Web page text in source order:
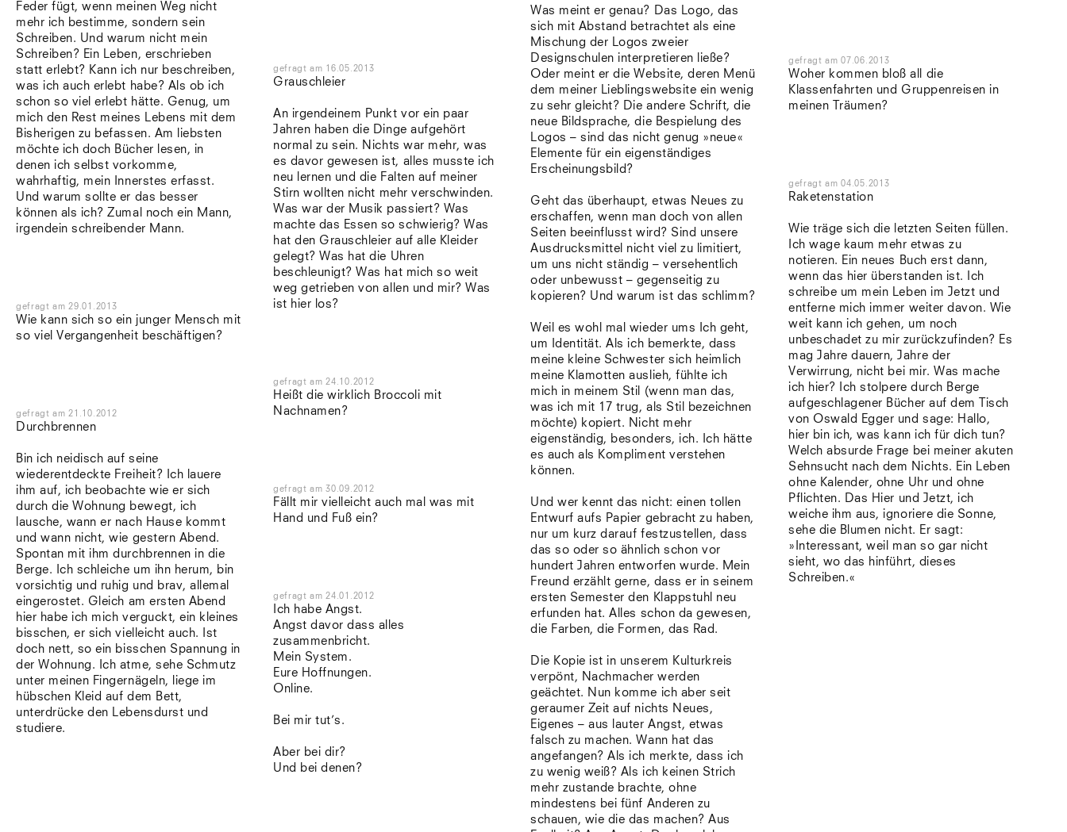
Feder fügt, wenn meinen Weg nicht
mehr ich bestimme, sondern sein
Schreiben. Und warum nicht mein
Schreiben? Ein Leben, erschrieben
statt erlebt? Kann ich nur beschreiben,
was ich auch erlebt habe? Als ob ich
schon so viel erlebt hätte. Genug, um
mich den Rest meines Lebens mit dem
Bisherigen zu befassen. Am liebsten
möchte ich doch Bücher lesen, in
denen ich selbst vorkomme,
wahrhaftig, mein Innerstes erfasst.
Und warum sollte er das besser
können als ich? Zumal noch ein Mann,
irgendein schreibender Mann.
Was meint er genau? Das Logo, das
sich mit Abstand betrachtet als eine
Mischung der Logos zweier
Designschulen interpretieren ließe?
Oder meint er die Website, deren Menü
dem meiner Lieblingswebsite ein wenig
zu sehr gleicht? Die andere Schrift, die
neue Bildsprache, die Bespielung des
Logos – sind das nicht genug »neue«
Elemente für ein eigenständiges
Erscheinungsbild?
Geht das überhaupt, etwas Neues zu
erschaffen, wenn man doch von allen
Seiten beeinflusst wird? Sind unsere
Ausdrucksmittel nicht viel zu limitiert,
um uns nicht ständig – versehentlich
oder unbewusst – gegenseitig zu
kopieren? Und warum ist das schlimm?
Weil es wohl mal wieder ums Ich geht,
um Identität. Als ich bemerkte, dass
meine kleine Schwester sich heimlich
meine Klamotten auslieh, fühlte ich
mich in meinem Stil (wenn man das,
was ich mit 17 trug, als Stil bezeichnen
möchte) kopiert. Nicht mehr
eigenständig, besonders, ich. Ich hätte
es auch als Kompliment verstehen
können.
Und wer kennt das nicht: einen tollen
Entwurf aufs Papier gebracht zu haben,
nur um kurz darauf festzustellen, dass
das so oder so ähnlich schon vor
hundert Jahren entworfen wurde. Mein
Freund erzählt gerne, dass er in seinem
ersten Semester den Klappstuhl neu
erfunden hat. Alles schon da gewesen,
die Farben, die Formen, das Rad.
Die Kopie ist in unserem Kulturkreis
verpönt, Nachmacher werden
geächtet. Nun komme ich aber seit
geraumer Zeit auf nichts Neues,
Eigenes – aus lauter Angst, etwas
falsch zu machen. Wann hat das
angefangen? Als ich merkte, dass ich
zu wenig weiß? Als ich keinen Strich
mehr zustande brachte, ohne
mindestens bei fünf Anderen zu
schauen, wie die das machen? Aus
Woher kommen bloß all die
Klassenfahrten und Gruppenreisen in
meinen Träumen?
gefragt am07.06.2013
Grauschleier
An irgendeinem Punkt vor ein paar
Jahren haben die Dinge aufgehört
normal zu sein. Nichts war mehr, was
es davor gewesen ist, alles musste ich
neu lernen und die Falten auf meiner
Stirn wollten nicht mehr verschwinden.
Was war der Musik passiert? Was
machte das Essen so schwierig? Was
hat den Grauschleier auf alle Kleider
gelegt? Was hat die Uhren
beschleunigt? Was hat mich so weit
weg getrieben von allen und mir? Was
ist hier los?
gefragt am 16.05.2013
Raketenstation
Wie träge sich die letzten Seiten füllen.
Ich wage kaum mehr etwas zu
notieren. Ein neues Buch erst dann,
wenn das hier überstanden ist. Ich
schreibe um mein Leben im Jetzt und
entferne mich immer weiter davon. Wie
weit kann ich gehen, um noch
unbeschadet zu mir zurückzufinden? Es
mag Jahre dauern, Jahre der
Verwirrung, nicht bei mir. Was mache
ich hier? Ich stolpere durch Berge
aufgeschlagener Bücher auf dem Tisch
von Oswald Egger und sage: Hallo,
hier bin ich, was kann ich für dich tun?
Welch absurde Frage bei meiner akuten
Sehnsucht nach dem Nichts. Ein Leben
ohne Kalender, ohne Uhr und ohne
Pflichten. Das Hier und Jetzt, ich
weiche ihm aus, ignoriere die Sonne,
sehe die Blumen nicht. Er sagt:
»Interessant, weil man so gar nicht
sieht, wo das hinführt, dieses
Schreiben.«
gefragt am04.05.2013
Wie kann sich so ein junger Mensch mit
so viel Vergangenheit beschäftigen?
gefragt am29.01.2013
Heißt die wirklich Broccoli mit
Nachnamen?
gefragt am24.10.2012
Durchbrennen
Bin ich neidisch auf seine
wiederentdeckte Freiheit? Ich lauere
ihm auf, ich beobachte wie er sich
durch die Wohnung bewegt, ich
lausche, wann er nach Hause kommt
und wann nicht, wie gestern Abend.
Spontan mit ihm durchbrennen in die
Berge. Ich schleiche um ihn herum, bin
vorsichtig und ruhig und brav, allemal
eingerostet. Gleich am ersten Abend
hier habe ich mich verguckt, ein kleines
bisschen, er sich vielleicht auch. Ist
doch nett, so ein bisschen Spannung in
der Wohnung. Ich atme, sehe Schmutz
unter meinen Fingernägeln, liege im
hübschen Kleid auf dem Bett,
unterdrücke den Lebensdurst und
studiere.
gefragt am21.10.2012
Fällt mir vielleicht auch mal was mit
Hand und Fuß ein?
gefragt am30.09.2012
Ich habe Angst.
Angst davor dass alles
zusammenbricht.
Mein System.
Eure Hoffnungen.
Online.
Bei mir tut’s.
Aber bei dir?
Und bei denen?
gefragt am24.01.2012